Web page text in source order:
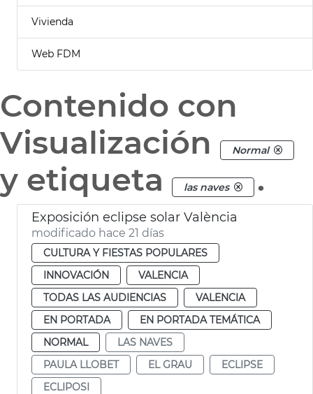
Vivienda
Web FDM
Contenido con
Visualización
Normal
y etiqueta las naves .
Exposición eclipse solar València
modificado hace 21 días
CULTURA Y FIESTAS POPULARES
INNOVACIÓN
VALENCIA
TODAS LAS AUDIENCIAS
VALENCIA
EN PORTADA
EN PORTADA TEMÁTICA
NORMAL
LAS NAVES
PAULA LLOBET
EL GRAU
ECLIPSE
ECLIPOSI